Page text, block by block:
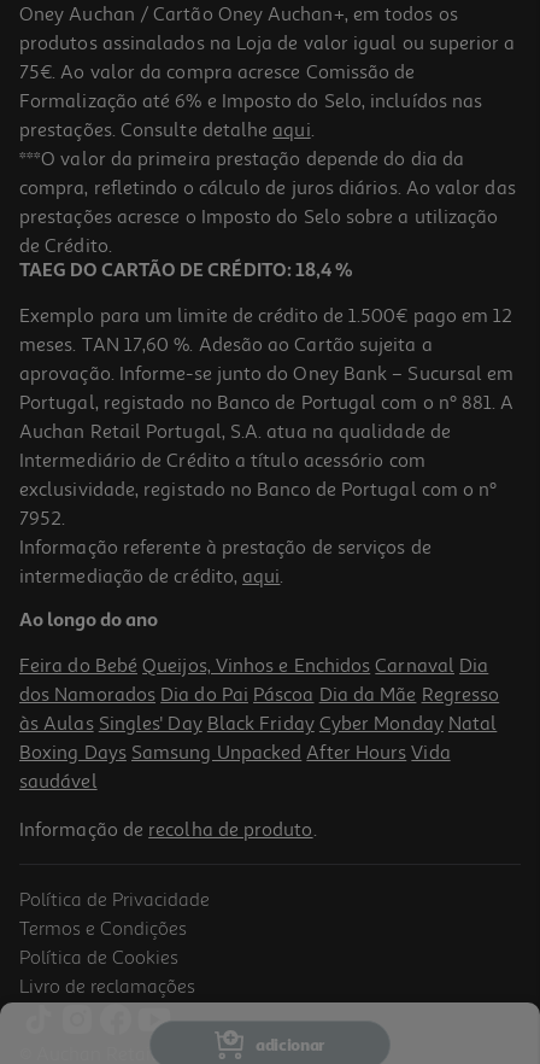
adicionar
-17%
Toalha Praia Aveludada Actuel Colorama Verde 360g 90x160cm
7.5 €/un
Price reduced from
8,99 €to
7,50 €
Promoção
-22%
Toalha Praia Aveludada Actuel Colorama B Rosa 360g 90x160cm
7 €/un
7,00 €
Promoção
Oney Auchan / Cartão Oney Auchan+, em todos os
produtos assinalados na Loja de valor igual ou superior a
75€. Ao valor da compra acresce Comissão de
Formalização até 6% e Imposto do Selo, incluídos nas
prestações. Consulte detalhe aqui.
***O valor da primeira prestação depende do dia da
compra, refletindo o cálculo de juros diários. Ao valor das
prestações acresce o Imposto do Selo sobre a utilização
de Crédito.
TAEG DO CARTÃO DE CRÉDITO: 18,4 %
Exemplo para um limite de crédito de 1.500€ pago em 12
meses. TAN 17,60 %. Adesão ao Cartão sujeita a
aprovação. Informe-se junto do Oney Bank – Sucursal em
Portugal, registado no Banco de Portugal com o nº 881. A
Auchan Retail Portugal, S.A. atua na qualidade de
Intermediário de Crédito a título acessório com
exclusividade, registado no Banco de Portugal com o nº
7952.
Informação referente à prestação de serviços de
intermediação de crédito, aqui.
Ao longo do ano
Feira do Bebé Queijos, Vinhos e Enchidos Carnaval Dia
dos Namorados Dia do Pai Páscoa Dia da Mãe Regresso
às Aulas Singles' Day Black Friday Cyber Monday Natal
Boxing Days Samsung Unpacked After Hours Vida
saudável
Informação de recolha de produto.
Política de Privacidade
Termos e Condições
Política de Cookies
Livro de reclamações
© Auchan Retail Portugal